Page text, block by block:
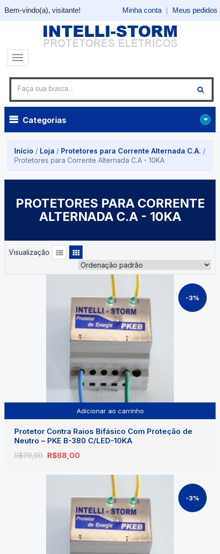
Bem-vindo(a), visitante! Minha conta | Meus pedidos
Categorias
Início / Loja / Protetores para Corrente Alternada C.A. /
Protetores para Corrente Alternada C.A - 10KA
PROTETORES PARA CORRENTE
ALTERNADA C.A - 10KA
Visualização
-3%
Adicionar ao carrinho
Protetor Contra Raios Bifásico Com Proteção de
Neutro – PKE B-380 C/LED-10KA
R$70,00 O
original
R$68,00
atual
-3%